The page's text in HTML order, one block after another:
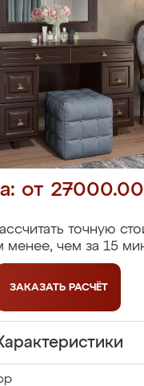
от 27000.00
точную
менее, чем за 15
ЗАКАЗАТЬ РАСЧЁТ